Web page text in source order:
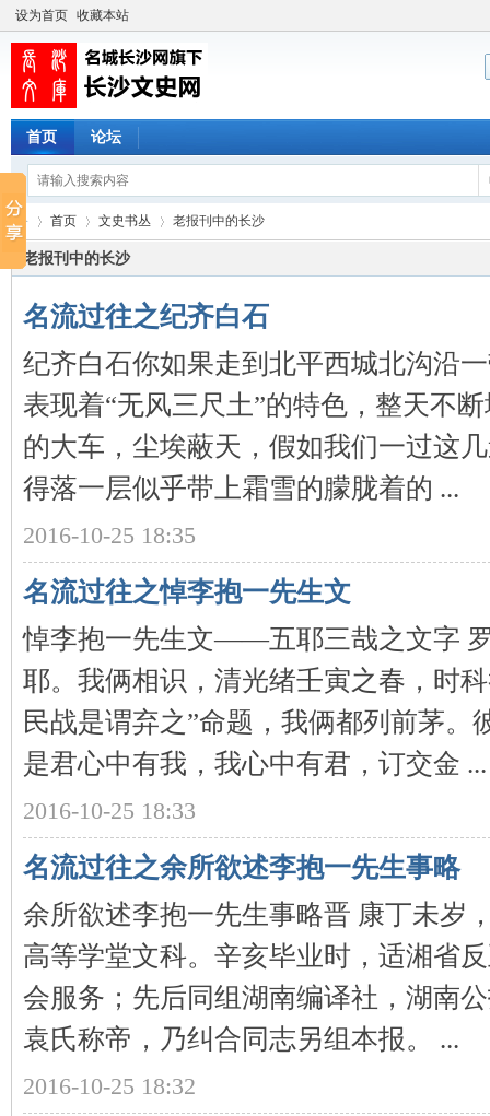
设为首页 收藏本站
首页 论坛
›
首页
›
文史书丛
›
老报刊中的长沙
老报刊中的长沙
名流过往之纪齐白石
纪齐白石你如果走到北平西城北沟沿
表现着“无风三尺土”的特色，整天不
的大车，尘埃蔽天，假如我们一过这
得落一层似乎带上霜雪的朦胧着的 ...
2016-10-25 18:35
名流过往之悼李抱一先生文
悼李抱一先生文——五耶三哉之文字
耶。我俩相识，清光绪壬寅之春，时
民战是谓弃之”命题，我俩都列前茅。
是君心中有我，我心中有君，订交金 ...
2016-10-25 18:33
名流过往之余所欲述李抱一先生事略
余所欲述李抱一先生事略晋 康丁未岁
高等学堂文科。辛亥毕业时，适湘省
会服务；先后同组湖南编译社，湖南
袁氏称帝，乃纠合同志另组本报。 ...
2016-10-25 18:32